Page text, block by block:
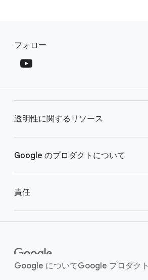
o
a
l
o
d
l
e
フォロー
透明性に​関する​リソース
広告の​透明性に​ついて
Google の​プロダクトに​ついて
検索の​取り組み
YouTube の​取り組み
ヘルプセンター
責任
Google に​ついてGoogle プロダクト